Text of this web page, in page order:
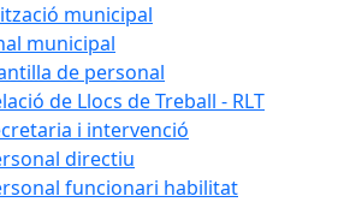
municipal
municipal
de personal
de Llocs de Treball - RLT
i intervenció
directiu
funcionari habilitat